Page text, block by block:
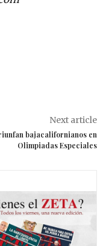
Next article
bajacalifornianos en
Olimpiadas Especiales